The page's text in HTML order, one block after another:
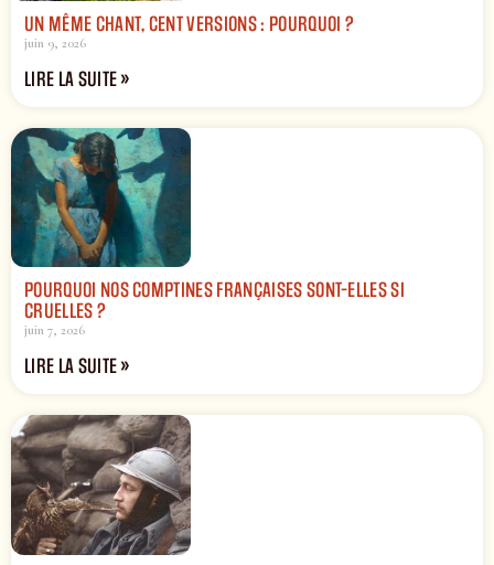
UN MÊME CHANT, CENT VERSIONS : POURQUOI ?
juin 9, 2026
LIRE LA SUITE »
POURQUOI NOS COMPTINES FRANÇAISES SONT-ELLES SI
CRUELLES ?
juin 7, 2026
LIRE LA SUITE »